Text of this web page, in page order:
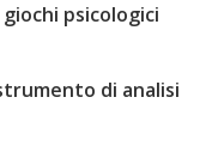
psicologici
di analisi